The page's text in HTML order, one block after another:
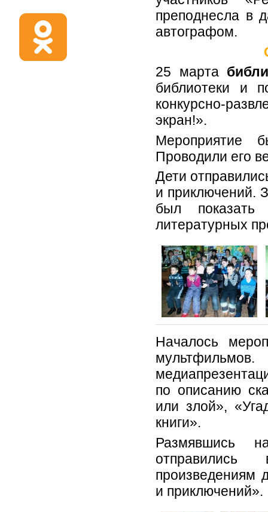
преподнесла в
автографом.
25 марта
библиотеки и
конкурсно-
экран!».
Мероприятие
Проводили его
Дети
и приключений.
был
литературных
Началось
по описанию
или злой»,
книги».
Размявшись
произведениям
и приключений».